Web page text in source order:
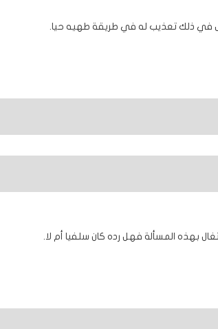
في ذلك تعذيب له في طريقة طهيه حيا.
بهذه المسألة فهل رده كان سلفيا أم لا.